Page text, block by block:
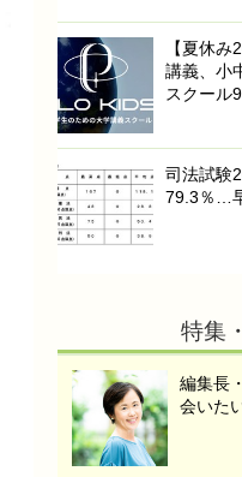
【夏休
講義、小
スクール
司法試験
79.3％…
特集
編集長
会いた